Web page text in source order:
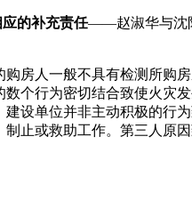
的补充责任——赵淑华与沈
房人一般不具有检测所购
个行为密切结合致使火灾
设单位并非主动积极的行
止或救助工作。第三人原